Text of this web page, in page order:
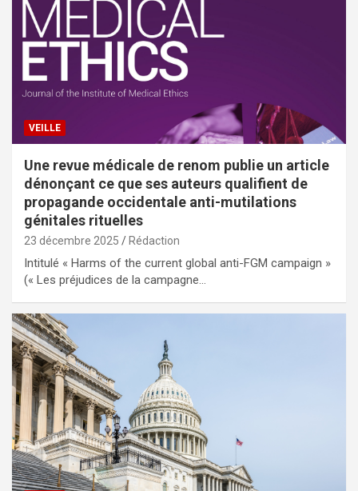
VEILLE
Une revue médicale de renom publie un article
dénonçant ce que ses auteurs qualifient de
propagande occidentale anti-mutilations
génitales rituelles
23 décembre 2025 Rédaction
Intitulé « Harms of the current global anti-FGM campaign »
(« Les préjudices de la campagne…